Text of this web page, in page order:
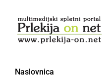
Naslovnica